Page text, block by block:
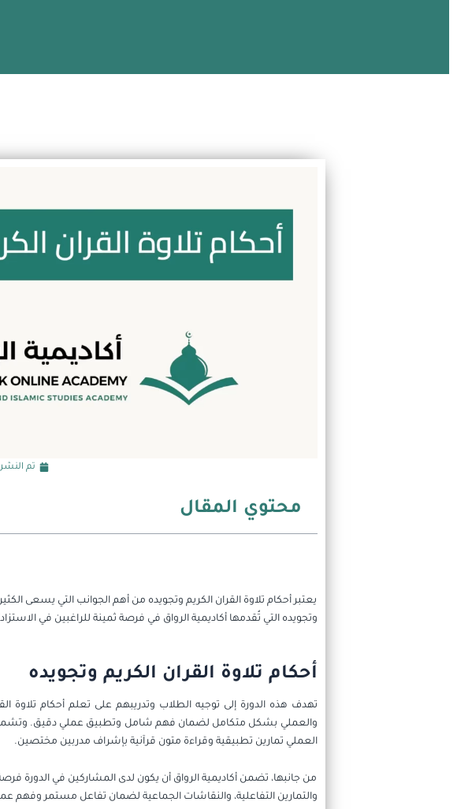
احصل على حصة تجريبية مجانية
تم
محتوي المقال
يعتبر أحكام تلاوة القران الكريم وتجويده من أهم الجوانب التي يسعى
وتجويده التي تُقدمها أكاديمية الرواق في فرصة ثمينة للراغبين في
أحكام تلاوة القران الكريم وتجويده
تهدف هذه الدورة إلى توجيه الطلاب وتدريبهم على تعلم أحكام تلاوة
والعملي بشكل متكامل لضمان فهم شامل وتطبيق عملي دقيق. وتشمل
العملي تمارين تطبيقية وقراءة متون قرآنية بإشراف مدربين مختصين.
من جانبها، تضمن أكاديمية الرواق أن يكون لدى المشاركين في الدورة
والتمارين التفاعلية، والنقاشات الجماعية لضمان تفاعل مستمر وفهم